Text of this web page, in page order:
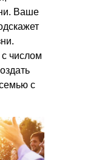
Ваше
числом
с